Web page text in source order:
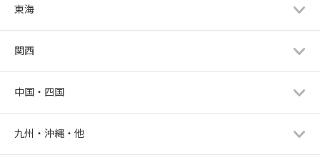
東海
関西
中国・四国
九州・沖縄・他